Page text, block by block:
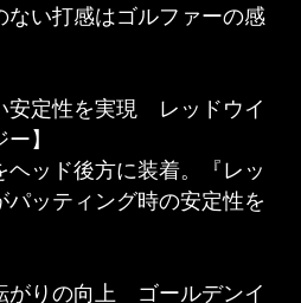
ない打感はゴルファーの感
安定性を実現 レッドウイ
】
ヘッド後方に装着。『レッ
パッティング時の安定性を
がりの向上 ゴールデンイ